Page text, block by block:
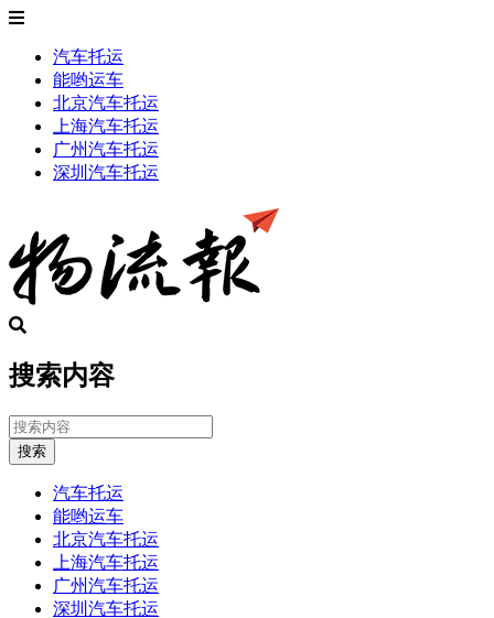
汽车托运
能哟运车
北京汽车托运
上海汽车托运
广州汽车托运
深圳汽车托运
搜索内容
搜索
汽车托运
能哟运车
北京汽车托运
上海汽车托运
广州汽车托运
深圳汽车托运